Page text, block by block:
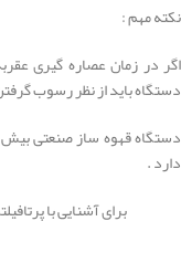
نکته مهم :
دستگاه باید از نظر رسوب
دارد .
برای آشنایی با